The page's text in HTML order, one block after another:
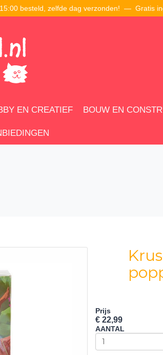
besteld, zelfde dag verzonden! — Gratis
EN CREATIEF BOUW EN
Prijs
€ 22,99
AANTAL